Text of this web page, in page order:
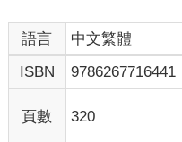
世的手腕。我問他有何心法
如果我們恪守這番話，你、
同。
「我認為，我的才能便是激
擁有的最強資產以及我充分
語言 中文繁體
ISBN
9786267716441
頁數 320